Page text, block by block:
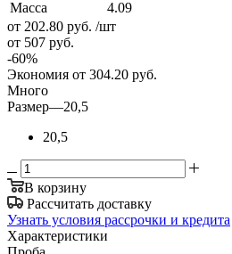
Масса
4.09
от 202.80 руб. /шт
от 507 руб.
-60%
Экономия от 304.20 руб.
Много
Размер—20,5
20,5
В корзину
Рассчитать доставку
Узнать условия рассрочки и кредита
Характеристики